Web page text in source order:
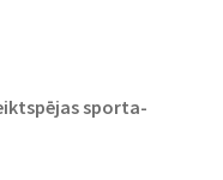
sporta-